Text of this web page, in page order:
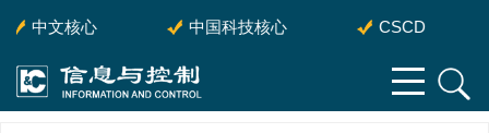
中文核心 中国科技核心 CSCD